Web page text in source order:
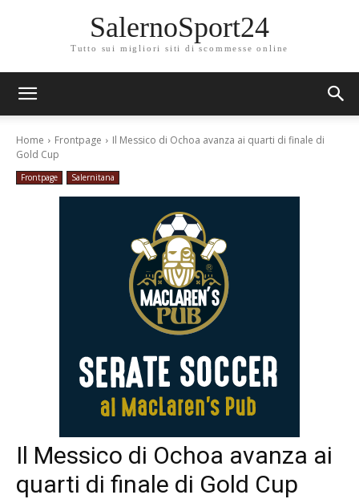
SalernoSport24
Tutto sui migliori siti di scommesse online
Home Frontpage
Il Messico di Ochoa avanza ai quarti di finale di
Gold Cup
Frontpage Salernitana
Il Messico di Ochoa avanza ai
quarti di finale di Gold Cup